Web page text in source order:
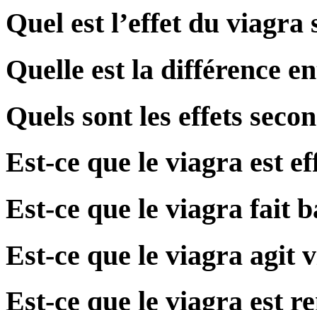
Quel est l’effet du
Quelle est la différence
Quels sont les effets
Est-ce que le viagra est
Est-ce que le viagra fait
Est-ce que le viagra agit
Est-ce que le viagra est